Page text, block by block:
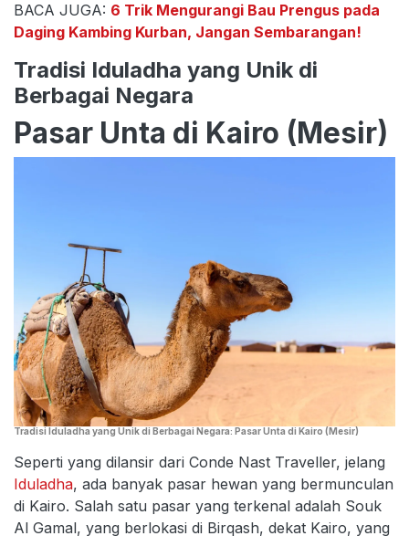
BACA JUGA: 6 Trik Mengurangi Bau Prengus pada
Daging Kambing Kurban, Jangan Sembarangan!
Tradisi Iduladha yang Unik di
Berbagai Negara
Pasar Unta di Kairo (Mesir)
Tradisi Iduladha yang Unik di Berbagai Negara: Pasar Unta di Kairo (Mesir)
Seperti yang dilansir dari Conde Nast Traveller, jelang
Iduladha, ada banyak pasar hewan yang bermunculan
di Kairo. Salah satu pasar yang terkenal adalah Souk
Al Gamal, yang berlokasi di Birqash, dekat Kairo, yang